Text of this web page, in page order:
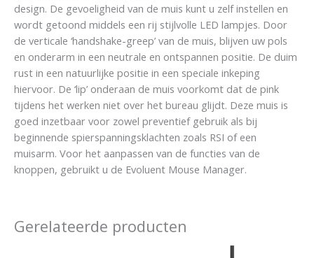
design. De gevoeligheid van de muis kunt u zelf instellen en
wordt getoond middels een rij stijlvolle LED lampjes. Door
de verticale ‘handshake-greep’ van de muis, blijven uw pols
en onderarm in een neutrale en ontspannen positie. De duim
rust in een natuurlijke positie in een speciale inkeping
hiervoor. De ‘lip’ onderaan de muis voorkomt dat de pink
tijdens het werken niet over het bureau glijdt. Deze muis is
goed inzetbaar voor zowel preventief gebruik als bij
beginnende spierspanningsklachten zoals RSI of een
muisarm. Voor het aanpassen van de functies van de
knoppen, gebruikt u de Evoluent Mouse Manager.
Gerelateerde producten